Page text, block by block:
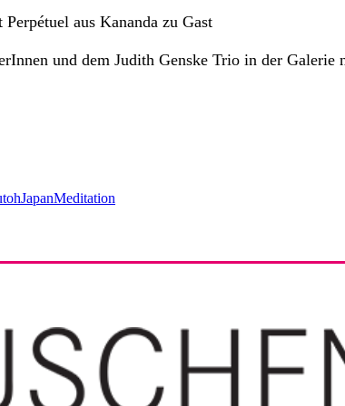
aus Kananda zu Gast
und dem Judith Genske Trio in der Galerie
JapanMeditation